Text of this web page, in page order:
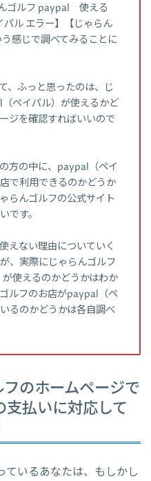
ゴルフ paypal 使える
ル エラー】【じゃらん
感じで調べてみることに
、ふっと思ったのは、じ
ペイパル）が使えるかど
ジを確認すればいいので
方の中に、paypal（ペイ
で利用できるのかどうか
らんゴルフの公式サイト
です。
えない理由についていく
、実際にじゃらんゴルフ
使えるのかどうかはわか
ルフのお店がpaypal（ペ
るのかどうかは各自調べ
のホームページで
払いに対応して
ているあなたは、もしかし